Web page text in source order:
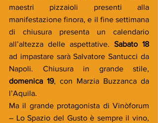
maestri pizzaioli presenti alla
manifestazione finora, e il fine settimana
di chiusura presenta un calendario
all’altezza delle aspettative. Sabato 18
ad impastare sarà Salvatore Santucci da
domenica 19, con Marzia Buzzanca da
l’Aquila.
Ma il grande protagonista di Vinòforum
– Lo Spazio del Gusto è sempre il vino,